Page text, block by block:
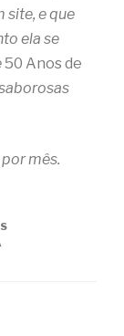
site, e que
ela se
50 Anos de
mês.